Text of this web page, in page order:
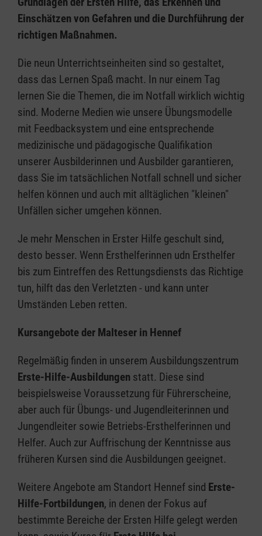
Einschätzen von Gefahren und die Durchführung der
richtigen Maßnahmen.
Die neun Unterrichtseinheiten sind so gestaltet,
dass das Lernen Spaß macht. In nur einem Tag
lernen Sie die Themen, die im Notfall wirklich wichtig
sind. Moderne Medien wie unsere Übungsmodelle
mit Feedbacksystem und eine entsprechende
medizinische und pädagogische Qualifikation
unserer Ausbilderinnen und Ausbilder garantieren,
dass Sie im tatsächlichen Notfall schnell und sicher
helfen können und auch mit alltäglichen "kleinen"
Unfällen sicher umgehen können.
Je mehr Menschen in Erster Hilfe geschult sind,
desto besser. Wenn Ersthelferinnen udn Ersthelfer
bis zum Eintreffen des Rettungsdiensts das Richtige
tun, hilft das den Verletzten - und kann unter
Umständen Leben retten.
Kursangebote der Malteser in Hennef
Regelmäßig finden in unserem Ausbildungszentrum
Erste-Hilfe-Ausbildungen statt. Diese sind
beispielsweise Voraussetzung für Führerscheine,
aber auch für Übungs- und Jugendleiterinnen und
Jungendleiter sowie Betriebs-Ersthelferinnen und
Helfer. Auch zur Auffrischung der Kenntnisse aus
früheren Kursen sind die Ausbildungen geeignet.
Weitere Angebote am Standort Hennef sind Erste-
Hilfe-Fortbildungen, in denen der Fokus auf
bestimmte Bereiche der Ersten Hilfe gelegt werden